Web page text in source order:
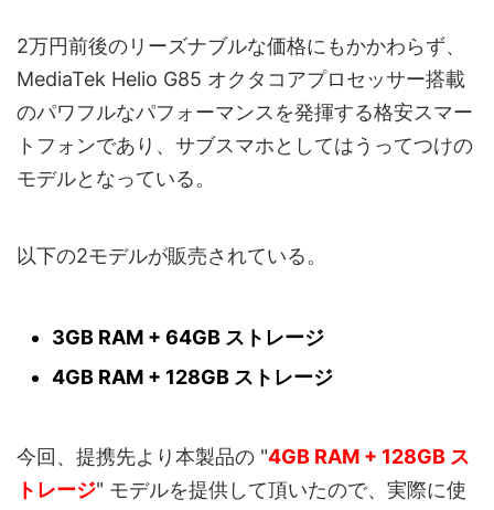
2万円前後のリーズナブルな価格にもかかわらず、
MediaTek Helio G85 オクタコアプロセッサー搭載
のパワフルなパフォーマンスを発揮する格安スマー
トフォンであり、サブスマホとしてはうってつけの
モデルとなっている。
以下の2モデルが販売されている。
3GB RAM + 64GB ストレージ
4GB RAM + 128GB ストレージ
今回、提携先より本製品の "4GB RAM + 128GB ス
トレージ" モデルを提供して頂いたので、実際に使